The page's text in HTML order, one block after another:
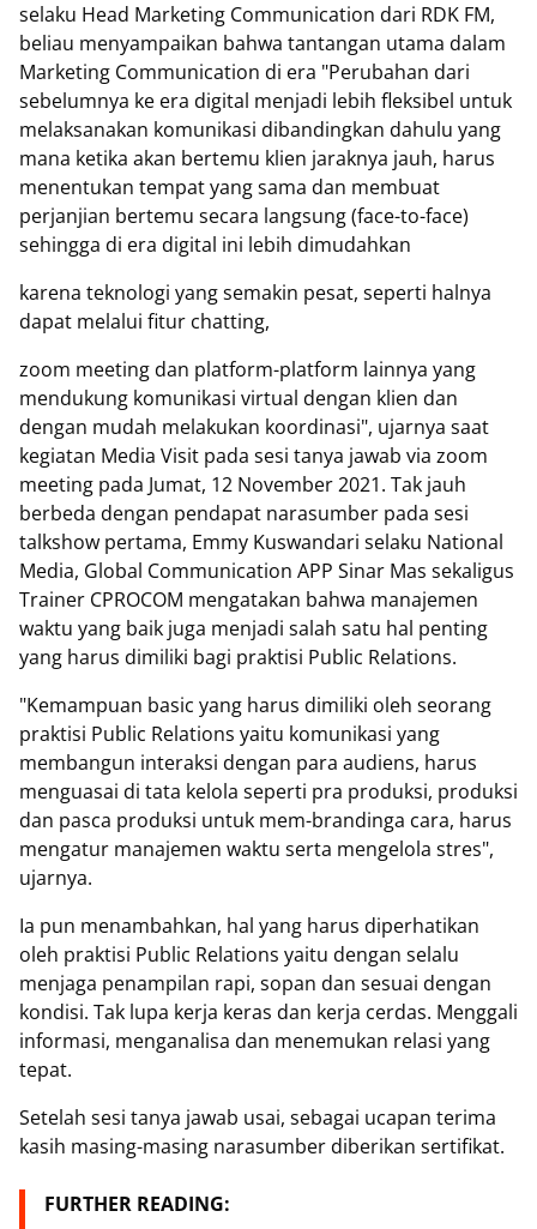
selaku Head Marketing Communication dari RDK FM,
beliau menyampaikan bahwa tantangan utama dalam
Marketing Communication di era "Perubahan dari
sebelumnya ke era digital menjadi lebih fleksibel untuk
melaksanakan komunikasi dibandingkan dahulu yang
mana ketika akan bertemu klien jaraknya jauh, harus
menentukan tempat yang sama dan membuat
perjanjian bertemu secara langsung (face-to-face)
sehingga di era digital ini lebih dimudahkan
karena teknologi yang semakin pesat, seperti halnya
dapat melalui fitur chatting,
zoom meeting dan platform-platform lainnya yang
mendukung komunikasi virtual dengan klien dan
dengan mudah melakukan koordinasi", ujarnya saat
kegiatan Media Visit pada sesi tanya jawab via zoom
meeting pada Jumat, 12 November 2021. Tak jauh
berbeda dengan pendapat narasumber pada sesi
talkshow pertama, Emmy Kuswandari selaku National
Media, Global Communication APP Sinar Mas sekaligus
Trainer CPROCOM mengatakan bahwa manajemen
waktu yang baik juga menjadi salah satu hal penting
yang harus dimiliki bagi praktisi Public Relations.
"Kemampuan basic yang harus dimiliki oleh seorang
praktisi Public Relations yaitu komunikasi yang
membangun interaksi dengan para audiens, harus
menguasai di tata kelola seperti pra produksi, produksi
dan pasca produksi untuk mem-brandinga cara, harus
mengatur manajemen waktu serta mengelola stres",
ujarnya.
Ia pun menambahkan, hal yang harus diperhatikan
oleh praktisi Public Relations yaitu dengan selalu
menjaga penampilan rapi, sopan dan sesuai dengan
kondisi. Tak lupa kerja keras dan kerja cerdas. Menggali
informasi, menganalisa dan menemukan relasi yang
tepat.
Setelah sesi tanya jawab usai, sebagai ucapan terima
kasih masing-masing narasumber diberikan sertifikat.
FURTHER READING: